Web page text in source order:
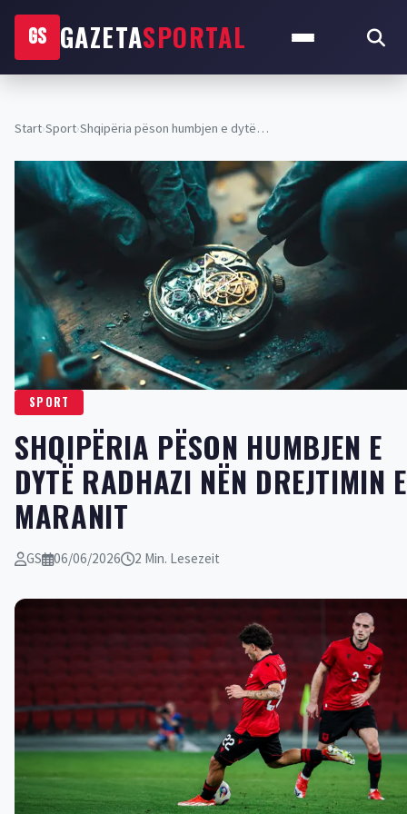
GS GAZETASPORTAL
Start›Sport›Shqipëria pëson humbjen e dytë…
SPORT
SHQIPËRIA PËSON HUMBJEN E
DYTË RADHAZI NËN DREJTIMIN E
MARANIT
GS 06/06/2026 2 Min. Lesezeit